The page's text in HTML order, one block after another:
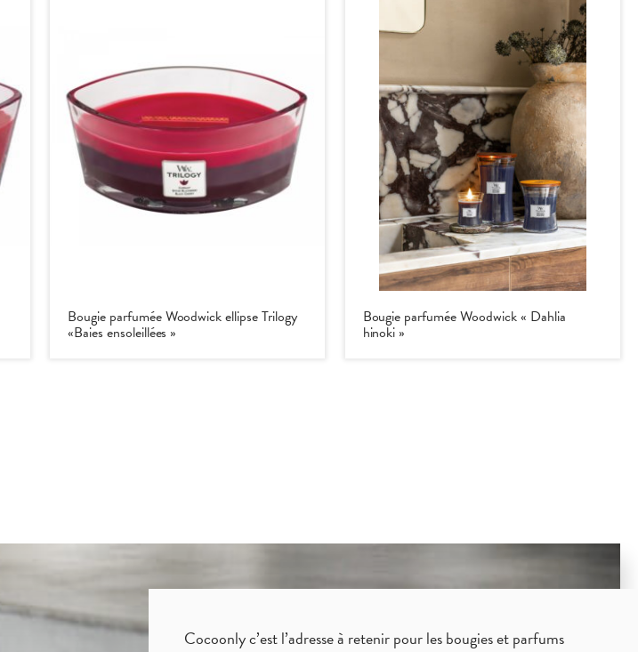
Bougie parfumée Woodwick ellipse Trilogy
«Baies ensoleillées »
Bougie parfumée Woodwick « Dahlia
hinoki »
Cocoonly c’est l’adresse à retenir pour les bougies et parfums